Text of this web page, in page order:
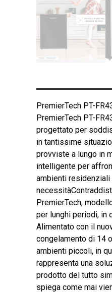
PremierTech PT-
PremierTech PT-
progettato per
in tantissime
provviste a lungo in
intelligente per
ambienti residenziali
PremierTech,
per lunghi periodi, in
Alimentato con il
congelamento di 14
ambienti piccoli, in
rappresenta una
prodotto del tutto
spiega come mai